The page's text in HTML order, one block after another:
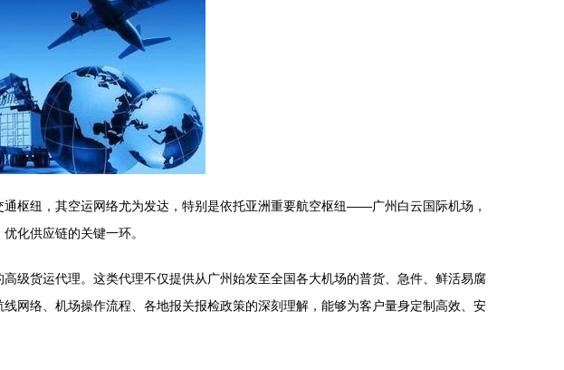
枢纽，其空运网络尤为发达，特别是依托亚洲重要航空枢纽——广州白云国际机场，
化供应链的关键一环。
级货运代理。这类代理不仅提供从广州始发至全国各大机场的普货、急件、鲜活易腐
网络、机场操作流程、各地报关报检政策的深刻理解，能够为客户量身定制高效、安